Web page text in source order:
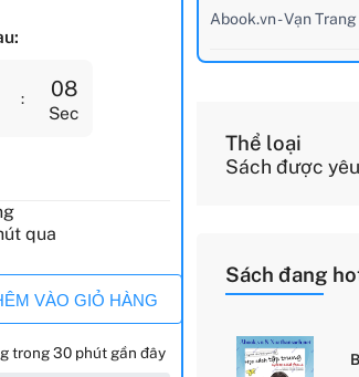
06
Sec
qua
VÀO GIỎ HÀNG
trong 30 phút gần đây
Abook.vn - Vạn
Thể loại
Sách được
Sách đang